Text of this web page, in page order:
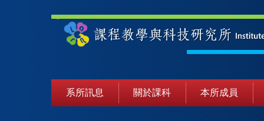
系所訊息 關於課科 本所成員